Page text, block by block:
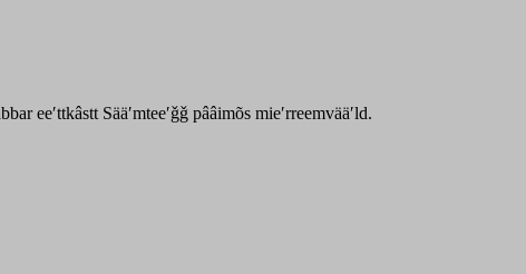
eeʹttkâstt Sääʹmteeʹǧǧ pââimõs mieʹrreemvääʹld.